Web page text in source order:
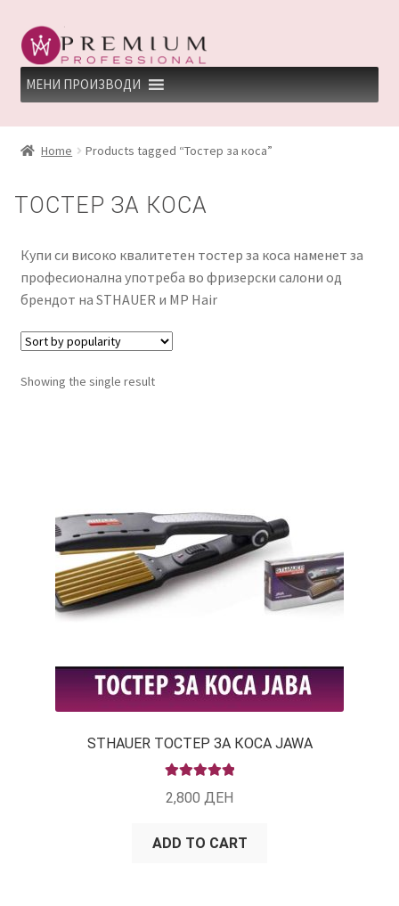
Skip
to
navigation
Skip
to
content
МЕНИ ПРОИЗВОДИ
HOME
UNDP
ПОЛИТИКА И УСЛОВИ ЗА КОРИСТЕЊЕ
ЗА НАС
КОРИСНИ СОВЕТИ
Home Products tagged “Тостер за коса”
ТОСТЕР ЗА КОСА
Купи си високо квалитетен тостер за коса наменет за
професионална употреба во фризерски салони од
брендот на STHAUER и MP Hair
Showing the single result
STHAUER ТОСТЕР ЗА КОСА JAWA
OUT OF 5
2,800 ДЕН
ADD TO CART